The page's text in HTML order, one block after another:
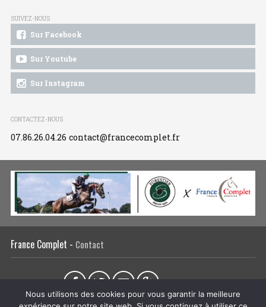
SUIVEZ-NOUS
Sur Facebook
Sur Youtube
Sur Instagram
CONTACTEZ-NOUS
07.86.26.04.26 contact@francecomplet.fr
France Complet - Contact
Nous utilisons des cookies pour vous garantir la meilleure